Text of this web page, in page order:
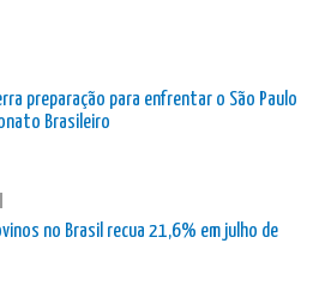
preparação para enfrentar o São Paulo
Brasileiro
no Brasil recua 21,6% em julho de